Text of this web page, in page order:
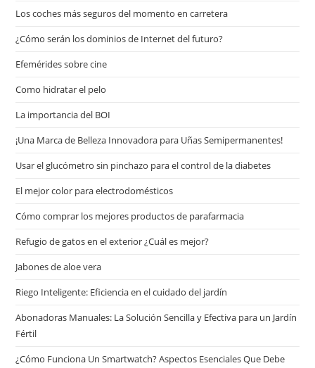
Los coches más seguros del momento en carretera
¿Cómo serán los dominios de Internet del futuro?
Efemérides sobre cine
Сomo hidratar el pelo
La importancia del BOI
¡Una Marca de Belleza Innovadora para Uñas Semipermanentes!
Usar el glucómetro sin pinchazo para el control de la diabetes
El mejor color para electrodomésticos
Cómo comprar los mejores productos de parafarmacia
Refugio de gatos en el exterior ¿Cuál es mejor?
Jabones de aloe vera
Riego Inteligente: Eficiencia en el cuidado del jardín
Abonadoras Manuales: La Solución Sencilla y Efectiva para un Jardín
Fértil
¿Cómo Funciona Un Smartwatch? Aspectos Esenciales Que Debe